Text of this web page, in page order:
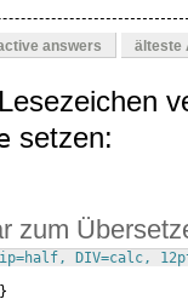
answers älteste
setzen:
zum
DIV=calc,
}